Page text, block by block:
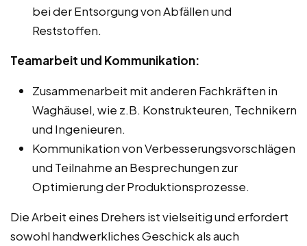
bei der Entsorgung von Abfällen und
Reststoffen.
Teamarbeit und Kommunikation:
Zusammenarbeit mit anderen Fachkräften in
Waghäusel, wie z.B. Konstrukteuren, Technikern
und Ingenieuren.
Kommunikation von Verbesserungsvorschlägen
und Teilnahme an Besprechungen zur
Optimierung der Produktionsprozesse.
Die Arbeit eines Drehers ist vielseitig und erfordert
sowohl handwerkliches Geschick als auch